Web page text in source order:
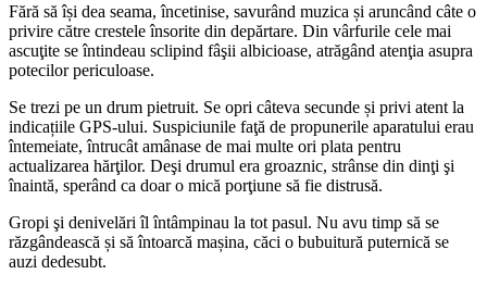
Fără să își dea seama, încetinise, savurând muzica și aruncând câte o
privire către crestele însorite din depărtare. Din vârfurile cele mai
ascuţite se întindeau sclipind fâşii albicioase, atrăgând atenţia asupra
potecilor periculoase.
Se trezi pe un drum pietruit. Se opri câteva secunde și privi atent la
indicațiile GPS-ului. Suspiciunile faţă de propunerile aparatului erau
întemeiate, întrucât amânase de mai multe ori plata pentru
actualizarea hărţilor. Deşi drumul era groaznic, strânse din dinţi şi
înaintă, sperând ca doar o mică porţiune să fie distrusă.
Gropi şi denivelări îl întâmpinau la tot pasul. Nu avu timp să se
răzgândească și să întoarcă mașina, căci o bubuitură puternică se
auzi dedesubt.